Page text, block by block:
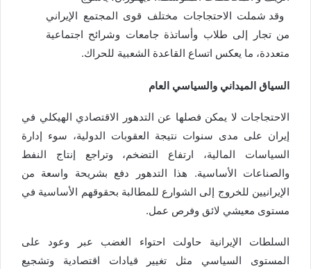
وقد شملت الاحتجاجات مختلف قوى المجتمع الإيراني
من تجار إلى طلاب وأساتذة جامعات وشرائح اجتماعية
متعددة، ما يعكس اتساع القاعدة الشعبية للحراك.
السياق الميداني والسياسي العام
الاحتجاجات لا يمكن فصلها عن التدهور الاقتصادي الهيكلي في
إيران على مدى سنوات نتيجة العقوبات الدولية، سوء إدارة
السياسات المالية، ارتفاع التضخم، وتراجع إنتاج النفط
والصناعات الأساسية. هذا التدهور دفع بشريحة واسعة من
الإيرانيين للخروج إلى الشوارع للمطالبة بحقوقهم الأساسية في
مستوى معيشي لائق وفرص عمل.
السلطات الإيرانية حاولت احتواء الغضب عبر وعود على
المستوى السياسي مثل تغيير قيادات اقتصادية وتشجيع